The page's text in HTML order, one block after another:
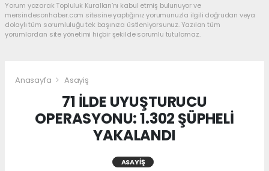
Yorum yazarak Topluluk Kuralları’nı kabul etmiş bulunuyor ve
mersindesonhaber.com sitesine yaptığınız yorumunuzla ilgili doğrudan veya
dolaylı tüm sorumluluğu tek başınıza üstleniyorsunuz. Yazılan tüm
yorumlardan site yönetimi hiçbir şekilde sorumlu tutulamaz.
Anasayfa Asayiş
71 İLDE UYUŞTURUCU
OPERASYONU: 1.302 ŞÜPHELİ
YAKALANDI
ASAYIŞ